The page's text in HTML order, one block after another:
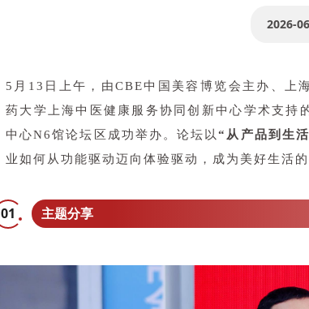
2026-
5月13日上午，由CBE中国美容博览会主办、上
药大学上海中医健康服务协同创新中心学术支持
中心N6馆论坛区成功举办。论坛以“从产品到生
业如何从功能驱动迈向体验驱动，成为美好生活的
01 主题分享